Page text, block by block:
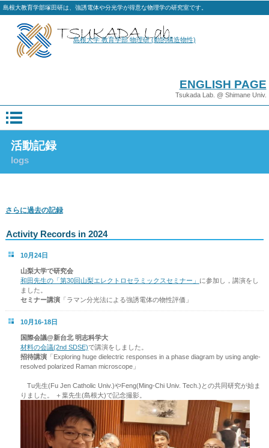
島根大教育学部塚田研は、強誘電体や分光学が得意な物理学の研究室です。
島根大学 教育学部 物理研 (動的構造物性)
ENGLISH PAGE
Tsukada Lab. @ Shimane Univ.
活動記録
logs
さらに過去の記録
Activity Records in 2024
10月24日
山梨大学で研究会
和田先生の「第30回山梨エレクトロセラミックスセミナー」 に参加し，講演をし
ました。
セミナー講演「ラマン分光法による強誘電体の物性評価」
10月16-18日
国際会議@新台北 明志科学大
材料の会議(2nd SDSE)で講演をしました。
招待講演「Exploring huge dielectric responses in a phase diagram by using angle-
resolved polarized Raman microscope」
Tu先生(Fu Jen Catholic Univ.)やFeng(Ming-Chi Univ. Tech.)との共同研究が始ま
りました。 ＋葉先生(島根大)で記念撮影。